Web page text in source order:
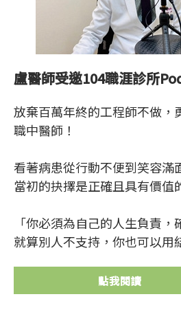
盧醫師受邀104職涯診所
放棄百萬年終的工程師不做，
職中醫師！
看著病患從行動不便到笑容滿
當初的抉擇是正確且具有價值
「你必須為自己的人生負責，
就算別人不支持，你也可以用
點我閱讀